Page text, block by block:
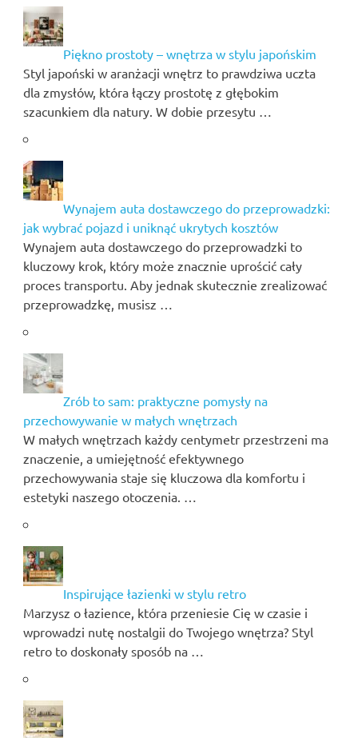
Piękno prostoty – wnętrza w stylu japońskim
Styl japoński w aranżacji wnętrz to prawdziwa uczta
dla zmysłów, która łączy prostotę z głębokim
szacunkiem dla natury. W dobie przesytu …
Wynajem auta dostawczego do przeprowadzki:
jak wybrać pojazd i uniknąć ukrytych kosztów
Wynajem auta dostawczego do przeprowadzki to
kluczowy krok, który może znacznie uprościć cały
proces transportu. Aby jednak skutecznie zrealizować
przeprowadzkę, musisz …
Zrób to sam: praktyczne pomysły na
przechowywanie w małych wnętrzach
W małych wnętrzach każdy centymetr przestrzeni ma
znaczenie, a umiejętność efektywnego
przechowywania staje się kluczowa dla komfortu i
estetyki naszego otoczenia. …
Inspirujące łazienki w stylu retro
Marzysz o łazience, która przeniesie Cię w czasie i
wprowadzi nutę nostalgii do Twojego wnętrza? Styl
retro to doskonały sposób na …